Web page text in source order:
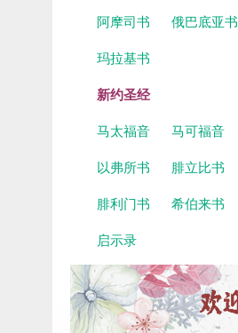
阿摩司书
俄巴底亚书
玛拉基书
新约圣经
马太福音 马可福音
以弗所书
腓立比书
腓利门书
希伯来书
启示录